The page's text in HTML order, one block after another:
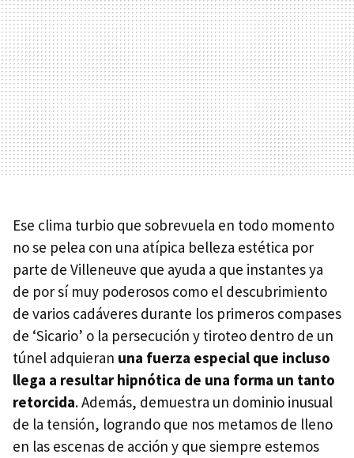
Ese clima turbio que sobrevuela en todo momento
no se pelea con una atípica belleza estética por
parte de Villeneuve que ayuda a que instantes ya
de por sí muy poderosos como el descubrimiento
de varios cadáveres durante los primeros compases
de ‘Sicario’ o la persecución y tiroteo dentro de un
túnel adquieran una fuerza especial que incluso
llega a resultar hipnótica de una forma un tanto
retorcida. Además, demuestra un dominio inusual
de la tensión, logrando que nos metamos de lleno
en las escenas de acción y que siempre estemos